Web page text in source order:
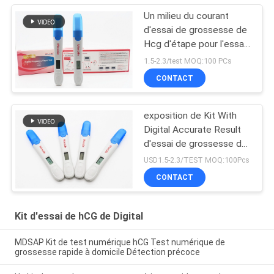
Un milieu du courant
d'essai de grossesse de
Hcg d'étape pour l'essai
précis
1.5-2.3/test MOQ:100 PCs
CONTACT
exposition de Kit With
Digital Accurate Result
d'essai de grossesse de
la CE ANVISA de
10mIU/mL 510k
USD1.5-2.3/TEST MOQ:100Pcs
CONTACT
Kit d'essai de hCG de Digital
MDSAP Kit de test numérique hCG Test numérique de
grossesse rapide à domicile Détection précoce